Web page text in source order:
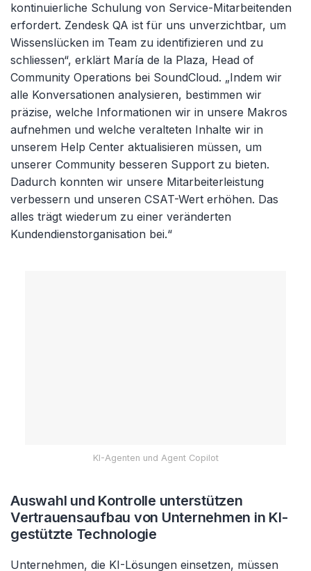
kontinuierliche Schulung von Service-Mitarbeitenden
erfordert. Zendesk QA ist für uns unverzichtbar, um
Wissenslücken im Team zu identifizieren und zu
schliessen“, erklärt María de la Plaza, Head of
Community Operations bei SoundCloud. „Indem wir
alle Konversationen analysieren, bestimmen wir
präzise, welche Informationen wir in unsere Makros
aufnehmen und welche veralteten Inhalte wir in
unserem Help Center aktualisieren müssen, um
unserer Community besseren Support zu bieten.
Dadurch konnten wir unsere Mitarbeiterleistung
verbessern und unseren CSAT-Wert erhöhen. Das
alles trägt wiederum zu einer veränderten
Kundendienstorganisation bei.“
KI-Agenten und Agent Copilot
Auswahl und Kontrolle unterstützen
Vertrauensaufbau von Unternehmen in KI-
gestützte Technologie
Unternehmen, die KI-Lösungen einsetzen, müssen